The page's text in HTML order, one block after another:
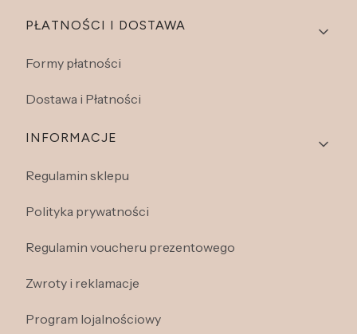
PŁATNOŚCI I DOSTAWA
Formy płatności
Dostawa i Płatności
INFORMACJE
Regulamin sklepu
Polityka prywatności
Regulamin voucheru prezentowego
Zwroty i reklamacje
Program lojalnościowy